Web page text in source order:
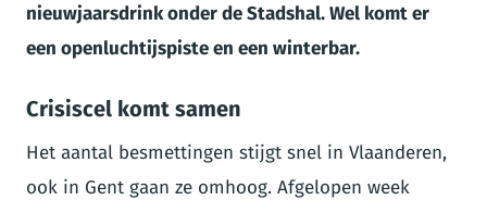
nieuwjaarsdrink onder de Stadshal. Wel komt er
een openluchtijspiste en een winterbar.
Crisiscel komt samen
Het aantal besmettingen stijgt snel in Vlaanderen,
ook in Gent gaan ze omhoog. Afgelopen week